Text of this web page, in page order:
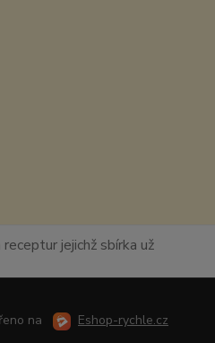
jejichž sbírka už
na Eshop-rychle.cz